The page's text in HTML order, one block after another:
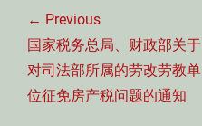
章
导
航
← Previous
Previous
post:
国家税务总局、财政部关于
对司法部所属的劳改劳教单
位征免房产税问题的通知